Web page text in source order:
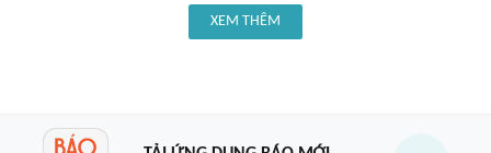
XEM THÊM